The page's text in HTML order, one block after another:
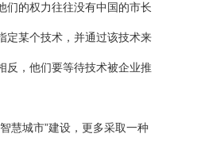
们的权力往往没有中国的市长
定某个技术，并通过该技术来
反，他们要等待技术被企业推
城市”建设，更多采取一种